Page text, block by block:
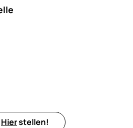
Hierstellen!